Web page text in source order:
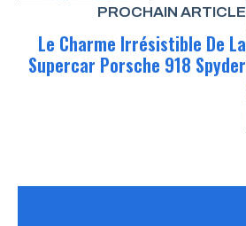
PROCHAIN ARTICLE
Le Charme Irrésistible De La
Supercar Porsche 918 Spyder